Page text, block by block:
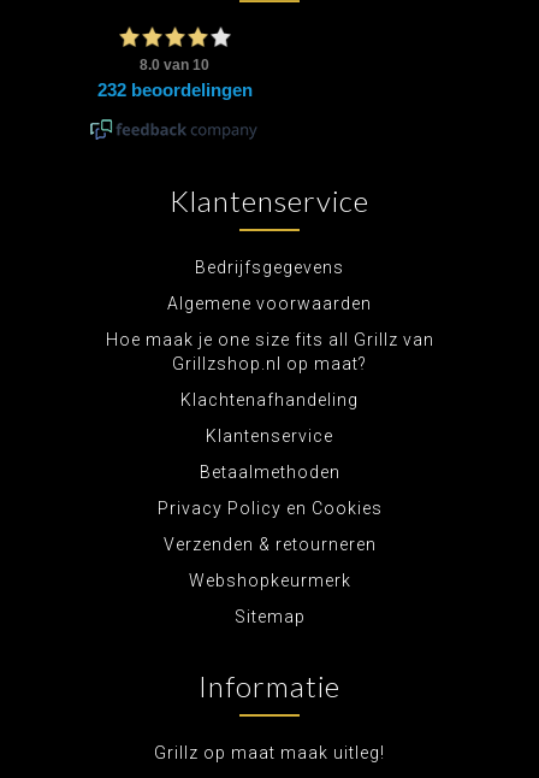
Klantenservice
Bedrijfsgegevens
Algemene voorwaarden
Hoe maak je one size fits all Grillz van
Grillzshop.nl op maat?
Klachtenafhandeling
Klantenservice
Betaalmethoden
Privacy Policy en Cookies
Verzenden & retourneren
Webshopkeurmerk
Sitemap
Informatie
Grillz op maat maak uitleg!